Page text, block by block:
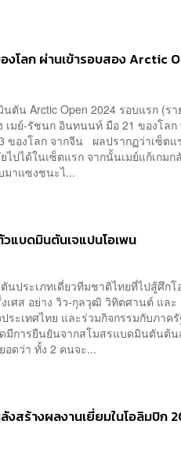
งโลก ผ่านเข้ารอบสอง Arctic
น Arctic Open 2024 รอบแรก (รา
เมย์-รัชนก อินทนนท์ มือ 21 ของโลก
ของโลก จากจีน ผลปรากฏว่าเซ็ตแ
ปได้ในเซ็ตแรก จากนั้นเมย์แก้เกมก
มาแซงชนะไ...
แบดมินตันเจแปนโอเพน
นประเภทเดี่ยวทีมชาติไทยที่ไปสู้ศึก
เศส อย่าง วิว-กุลวุฒิ วิทิตศานต์ และ
ะเทศไทย และร่วมกิจกรรมกับภาค
การยืนยันจากสโมสรแบดมินตันต้น
ดว่า ทั้ง 2 คนจะ...
งสร้างผลงานเยี่ยมในโอลิมปิก